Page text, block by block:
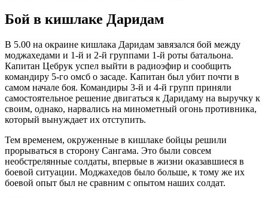
Бой в кишлаке Даридам
В 5.00 на окраине кишлака Даридам завязался бой между
моджахедами и 1-й и 2-й группами 1-й роты батальона.
Капитан Цебрук успел выйти в радиоэфир и сообщить
командиру 5-го омсб о засаде. Капитан был убит почти в
самом начале боя. Командиры 3-й и 4-й групп приняли
самостоятельное решение двигаться к Даридаму на выручку к
своим, однако, нарвались на минометный огонь противника,
который вынуждает их отступить.
Тем временем, окруженные в кишлаке бойцы решили
прорываться в сторону Сангама. Это были совсем
необстрелянные солдаты, впервые в жизни оказавшиеся в
боевой ситуации. Моджахедов было больше, к тому же их
боевой опыт был не сравним с опытом наших солдат.